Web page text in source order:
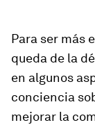
Para ser más
queda de la
en algunos
conciencia
mejorar la